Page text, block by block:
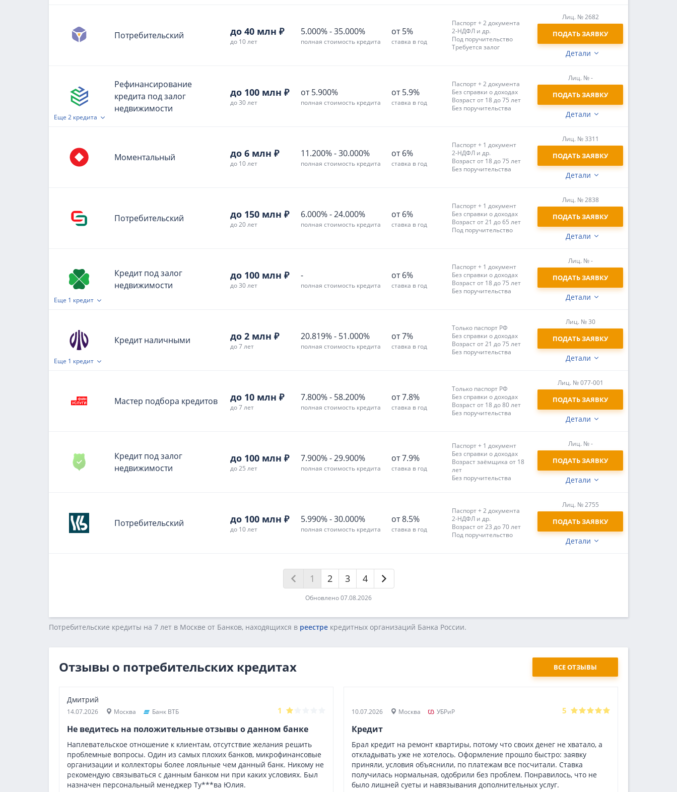
Потребительский до 40 млн ₽
до 10 лет
5.000%-35.000%
полная стоимость кредита
от 5%
ставка в год
Паспорт + 2 документа
2-НДФЛ и др.
Под поручительство
Требуется залог
Детали
Лиц. № 2682
ПОДАТЬ ЗАЯВКУ
Рефинансирование
кредита под залог
недвижимости
до 100 млн ₽
до 30 лет
от 5.900%
полная стоимость кредита
от 5.9%
ставка в год
Паспорт + 2 документа
Без справки о доходах
Возраст от 18 до 75 лет
Без поручительства
Детали
Лиц. № -
ПОДАТЬ ЗАЯВКУ
Еще 2 кредита
Моментальный до 6 млн ₽
до 10 лет
11.200%-30.000%
полная стоимость кредита
от 6%
ставка в год
Паспорт + 1 документ
2-НДФЛ и др.
Возраст от 18 до 75 лет
Без поручительства
Детали
Лиц. № 3311
ПОДАТЬ ЗАЯВКУ
Потребительский до 150 млн ₽
до 20 лет
6.000%-24.000%
полная стоимость кредита
от 6%
ставка в год
Паспорт + 1 документ
Без справки о доходах
Возраст от 21 до 65 лет
Под поручительство
Детали
Лиц. № 2838
ПОДАТЬ ЗАЯВКУ
Кредит под залог
недвижимости
до 100 млн ₽
до 30 лет
-
полная стоимость кредита
от 6%
ставка в год
Паспорт + 1 документ
Без справки о доходах
Возраст от 18 до 75 лет
Без поручительства
Детали
Лиц. № -
ПОДАТЬ ЗАЯВКУ
Еще 1 кредит
Кредит наличными до 2 млн ₽
до 7 лет
20.819%- 51.000%
полная стоимость кредита
от 7%
ставка в год
Только паспорт РФ
Без справки о доходах
Возраст от 21 до 75 лет
Без поручительства
Детали
Лиц. № 30
ПОДАТЬ ЗАЯВКУ
Еще 1 кредит
Мастер подбора кредитов до 10 млн ₽
до 7 лет
7.800%- 58.200%
полная стоимость кредита
от 7.8%
ставка в год
Только паспорт РФ
Без справки о доходах
Возраст от 18 до 80 лет
Без поручительства
Детали
Лиц. № 077-001
ПОДАТЬ ЗАЯВКУ
Кредит под залог
недвижимости
до 100 млн ₽
до 25 лет
7.900%-29.900%
полная стоимость кредита
от 7.9%
ставка в год
Паспорт + 1 документ
Без справки о доходах
Возраст заёмщика от 18
лет
Без поручительства
Детали
Лиц. № -
ПОДАТЬ ЗАЯВКУ
Потребительский до 100 млн ₽
до 10 лет
5.990%-30.000%
полная стоимость кредита
от 8.5%
ставка в год
Паспорт + 2 документа
2-НДФЛ и др.
Возраст от 23 до 70 лет
Под поручительство
Детали
Лиц. № 2755
ПОДАТЬ ЗАЯВКУ
1 2 3 4
Обновлено 07.08.2026
Потребительские кредиты на 7 лет в Москве от Банков, находящихся в реестре кредитных opгaнизaций Бaнкa Poccии.
Отзывы о потребительских кредитах ВСЕ ОТЗЫВЫ
Банк ВТБ 1
Дмитрий
14.07.2026 Москва
Не ведитесь на положительные отзывы о данном банке
Наплевательское отношение к клиентам, отсутствие желания решить
проблемные вопросы. Один из самых плохих банков, микрофинансовые
организации и коллекторы более лояльные чем данный банк. Никому не
рекомендую связываться с данным банком ни при каких условиях. Был
назначен персональный менеджер Ту***ва Юлия.
УБРиР 5
10.07.2026 Москва
Кредит
Брал кредит на ремонт квартиры, потому что своих денег не хватало, а
откладывать уже не хотелось. Оформление прошло быстро: заявку
приняли, условия объяснили, по платежам все посчитали. Ставка
получилась нормальная, одобрили без проблем. Понравилось, что не
было лишней суеты и навязывания дополнительных услуг.